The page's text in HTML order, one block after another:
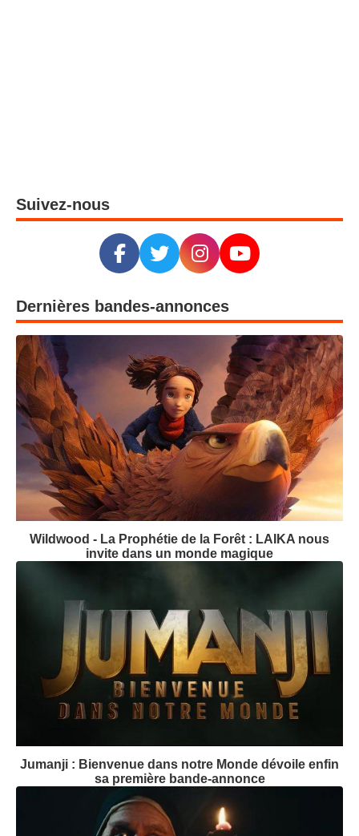
Suivez-nous
Dernières bandes-annonces
Wildwood - La Prophétie de la Forêt : LAIKA nous
invite dans un monde magique
Jumanji : Bienvenue dans notre Monde dévoile enfin
sa première bande-annonce